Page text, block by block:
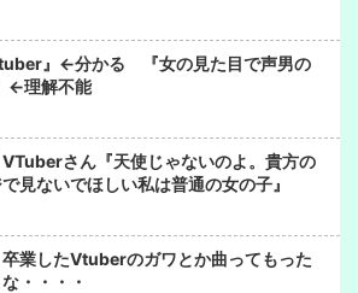
』←分かる 『女の見た目で声男の
←理解不能
VTuberさん『天使じゃないのよ。貴方の
見ないでほしい私は普通の女の子』
卒業したVtuberのガワとか曲ってもった
・・・・